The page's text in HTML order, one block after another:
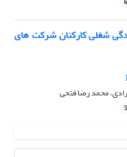
شغلی کارکنان شرکت های
محمد رضا فتحی